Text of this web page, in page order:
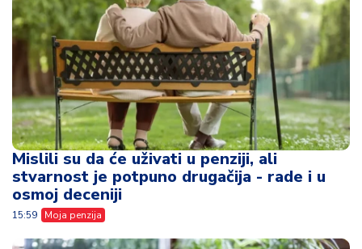
Mislili su da će uživati u penziji, ali
stvarnost je potpuno drugačija - rade i u
osmoj deceniji
15:59 Moja penzija